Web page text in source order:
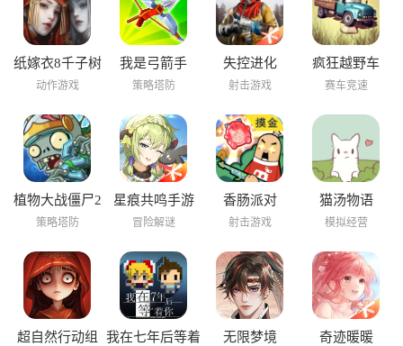
纸嫁衣8千子树
动作游戏
我是弓箭手
策略塔防
失控进化
射击游戏
疯狂越野车
赛车竞速
植物大战僵尸2
海底世界
策略塔防
星痕共鸣手游
冒险解谜
香肠派对
射击游戏
猫汤物语
模拟经营
超自然行动组
我在七年后等着
无限梦境 奇迹暖暖